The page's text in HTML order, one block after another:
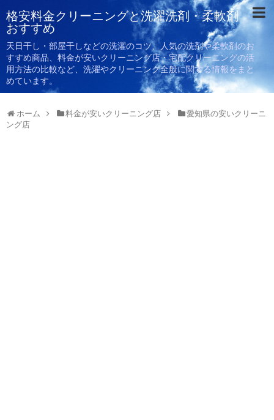
格安料金クリーニングと洗濯洗剤・柔軟剤
おすすめ
天日干し・部屋干しなどの洗濯のコツ、人気の洗剤や柔軟剤のお
すすめ商品、料金が安いクリーニング店・宅配クリーニングの活
用方法の比較など、洗濯やクリーニング全般に関する情報をまと
めています。
ホーム 料金が安いクリーニング店
愛知県の安いクリーニ
ング店